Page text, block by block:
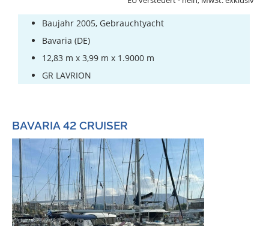
Baujahr 2005, Gebrauchtyacht
Bavaria (DE)
12,83 m x 3,99 m x 1.9000 m
GR LAVRION
BAVARIA 42 CRUISER